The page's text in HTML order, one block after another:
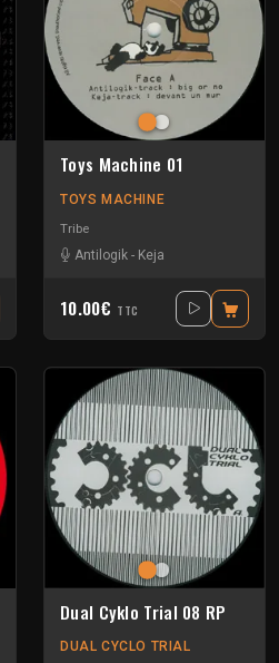
Toys Machine 01
TOYS MACHINE
Tribe
Antilogik - Keja
10.00€ TTC
Dual Cyklo Trial 08 RP
DUAL CYCLO TRIAL